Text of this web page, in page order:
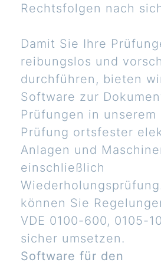
Rechtsfolgen nach
Damit Sie Ihre
reibungslos und
durchführen, bieten
Software zur
Prüfungen in unserem
Prüfung ortsfester
Anlagen und
einschließlich
können Sie
VDE 0100-600, 0105-
sicher umsetzen.
Software für den